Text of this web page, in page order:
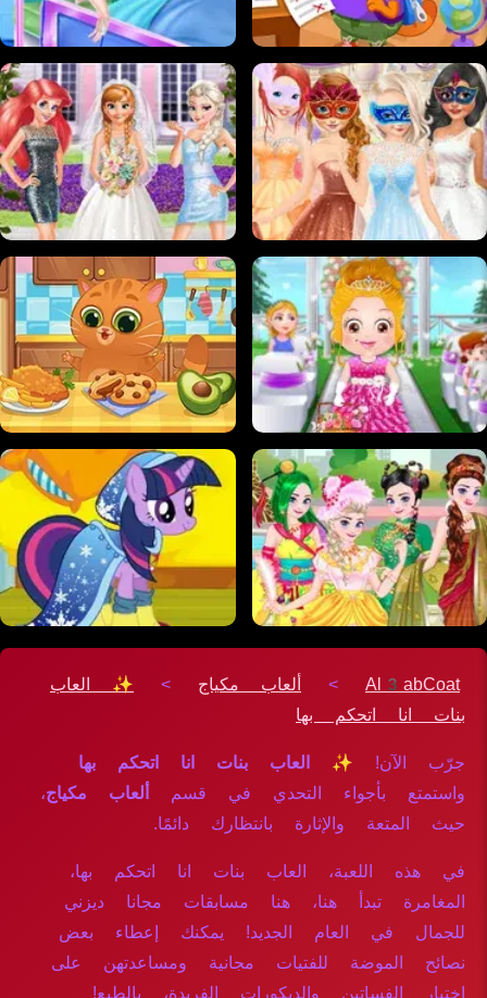
Al3abCoat
> ألعاب مكياج >
✨ العاب
بنات انا اتحكم بها
جرّب الآن! ✨ العاب بنات انا اتحكم بها
واستمتع بأجواء التحدي في قسم
ألعاب مكياج،
حيث المتعة والإثارة بانتظارك دائمًا.
في هذه اللعبة، العاب بنات انا اتحكم بها،
المغامرة تبدأ هنا، هنا مسابقات مجانا ديزني
للجمال في العام الجديد! يمكنك إعطاء بعض
نصائح الموضة للفتيات مجانية ومساعدتهن على
اختيار الفساتين والديكورات الفريدة، بالطبع!